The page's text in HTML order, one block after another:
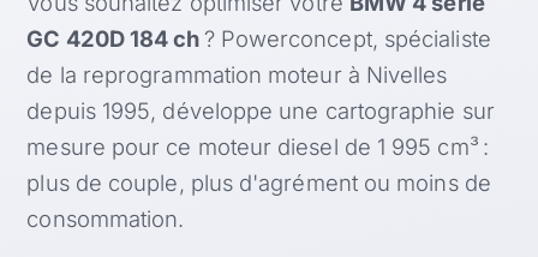
GC 420D 184 ch? Powerconcept, spécialiste
de la reprogrammation moteur à Nivelles
depuis 1995, développe une cartographie sur
mesure pour ce moteur diesel de 1 995 cm³ :
plus de couple, plus d'agrément ou moins de
consommation.